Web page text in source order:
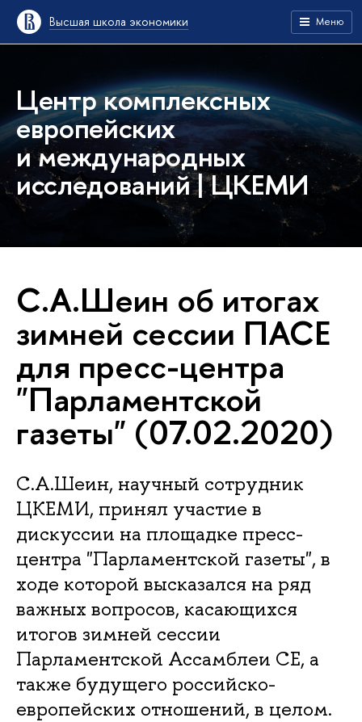
Высшая школа экономики Меню
Центр комплексных
европейских
и международных
исследований | ЦКЕМИ
С.А.Шеин об итогах
зимней сессии ПАСЕ
для пресс-центра
"Парламентской
газеты" (07.02.2020)
С.А.Шеин, научный сотрудник
ЦКЕМИ, принял участие в
дискуссии на площадке пресс-
центра "Парламентской газеты", в
ходе которой высказался на ряд
важных вопросов, касающихся
итогов зимней сессии
Парламентской Ассамблеи СЕ, а
также будущего российско-
европейских отношений, в целом.